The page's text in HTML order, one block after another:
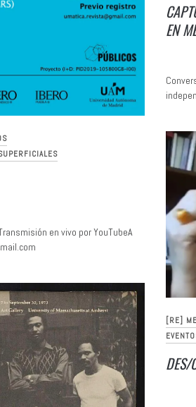
en vivo por YouTubeA
EN
[RE]
DES/